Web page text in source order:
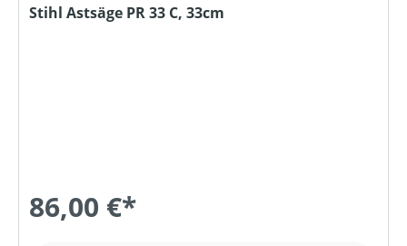
Stihl Astsäge PR 33 C, 33cm
86,00 €*